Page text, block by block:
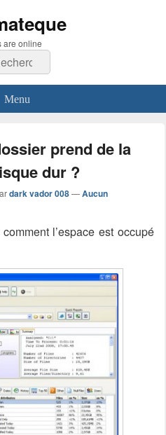
are online
:
Menu
prend de la
dur ?
dark vador 008 —Aucun
l’espace est occupé